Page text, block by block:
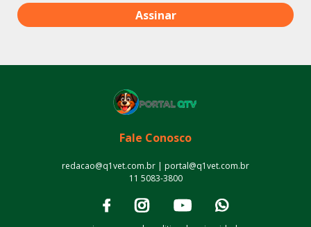
Fale Conosco
redacao@q1vet.com.br | portal@q1vet.com.br
11 5083-3800